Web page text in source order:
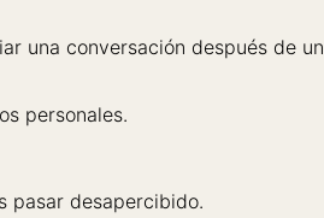
una conversación después de un
personales.
pasar desapercibido.